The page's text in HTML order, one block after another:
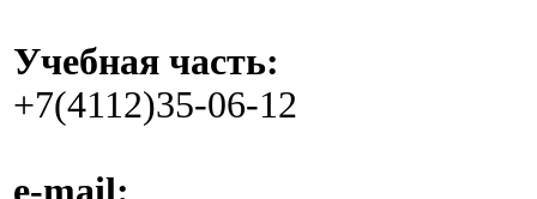
Учебная часть:
+7(4112)35-06-12